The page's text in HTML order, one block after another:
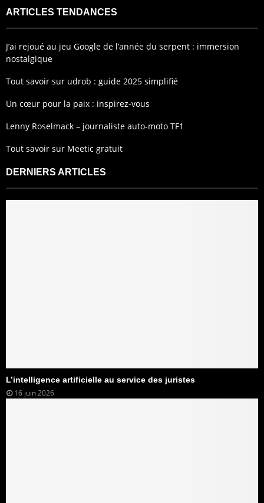
ARTICLES TENDANCES
J’ai rejoué au jeu Google de l’année du serpent : immersion
nostalgique
Tout savoir sur udrob : guide 2025 simplifié
Un cœur pour la paix : inspirez-vous
Lenny Roselmack – journaliste auto-moto TF1
Tout savoir sur Meetic gratuit
DERNIERS ARTICLES
L’intelligence artificielle au service des juristes
16 juin 2026